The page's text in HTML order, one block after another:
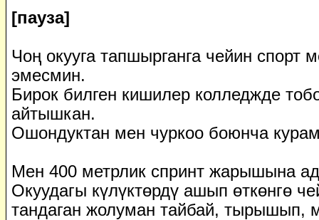
[пауза]
Чоң окууга тапшырганга чейин спорт
эмесмин.
Бирок билген кишилер колледжде
айтышкан.
Ошондуктан мен чуркоо боюнча
Мен 400 метрлик спринт жарышына
Окуудагы күлүктөрдү ашып өткөнгө
тандаган жолуман тайбай, тырышып,